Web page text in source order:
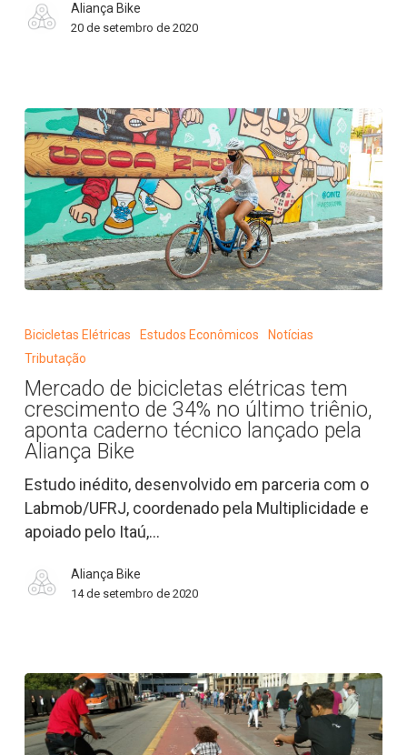
vendasAliança Bike
20 de setembro de 2020
elétricas
tem
crescimento
de
no
último
triênio,
caderno
Aliança
Bike
Bicicletas Elétricas Estudos Econômicos
Notícias
Tributação
Mercado de bicicletas elétricas tem
crescimento de 34% no último triênio,
aponta caderno técnico lançado pela
Aliança Bike
Estudo inédito, desenvolvido em parceria com o
Labmob/UFRJ, coordenado pela Multiplicidade e
apoiado pelo Itaú,…
Aliança Bike
14 de setembro de 2020